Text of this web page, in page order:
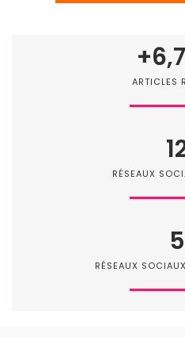
+
ARTICLES
RÉSEAUX
5
RÉSEAUX